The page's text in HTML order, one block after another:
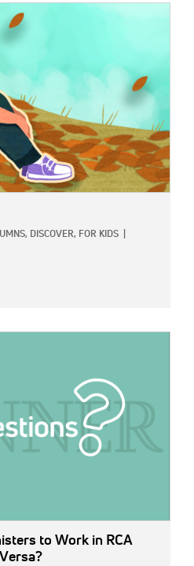
DISCOVER, FOR KIDS
to Work in RCA